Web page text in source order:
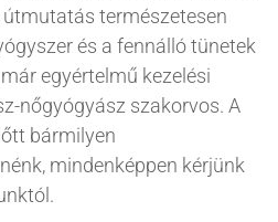
természetesen
és a fennálló tünetek
egyértelmű kezelési
nőgyógyász szakorvos. A
bármilyen
mindenképpen kérjünk